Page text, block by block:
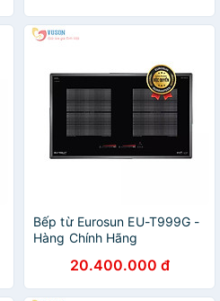
Bếp từ Eurosun EU-T999G -
Hàng Chính Hãng
20.400.000 đ